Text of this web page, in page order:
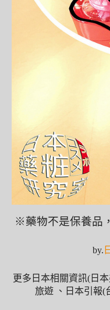
※藥物不是保養品
by.
更多日本相關資訊(日
旅遊 、日本引報(